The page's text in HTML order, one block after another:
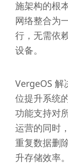
施架构的根
网络整合为
行，无需依
设备。
VergeOS 解
位提升系统
功能支持对
运营的同时
重复数据删
升存储效率